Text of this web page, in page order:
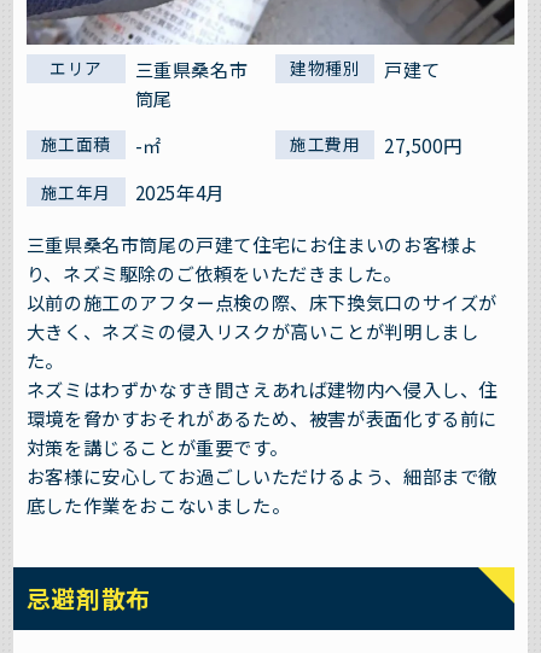
エリア
三重県桑名市
筒尾
建物種別 戸建て
施工面積 -㎡ 施工費用 27,500円
施工年月
2025年4月
三重県桑名市筒尾の戸建て住宅にお住まいのお客様よ
り、ネズミ駆除のご依頼をいただきました。
以前の施工のアフター点検の際、床下換気口のサイズが
大きく、ネズミの侵入リスクが高いことが判明しまし
た。
ネズミはわずかなすき間さえあれば建物内へ侵入し、住
環境を脅かすおそれがあるため、被害が表面化する前に
対策を講じることが重要です。
お客様に安心してお過ごしいただけるよう、細部まで徹
底した作業をおこないました。
忌避剤散布